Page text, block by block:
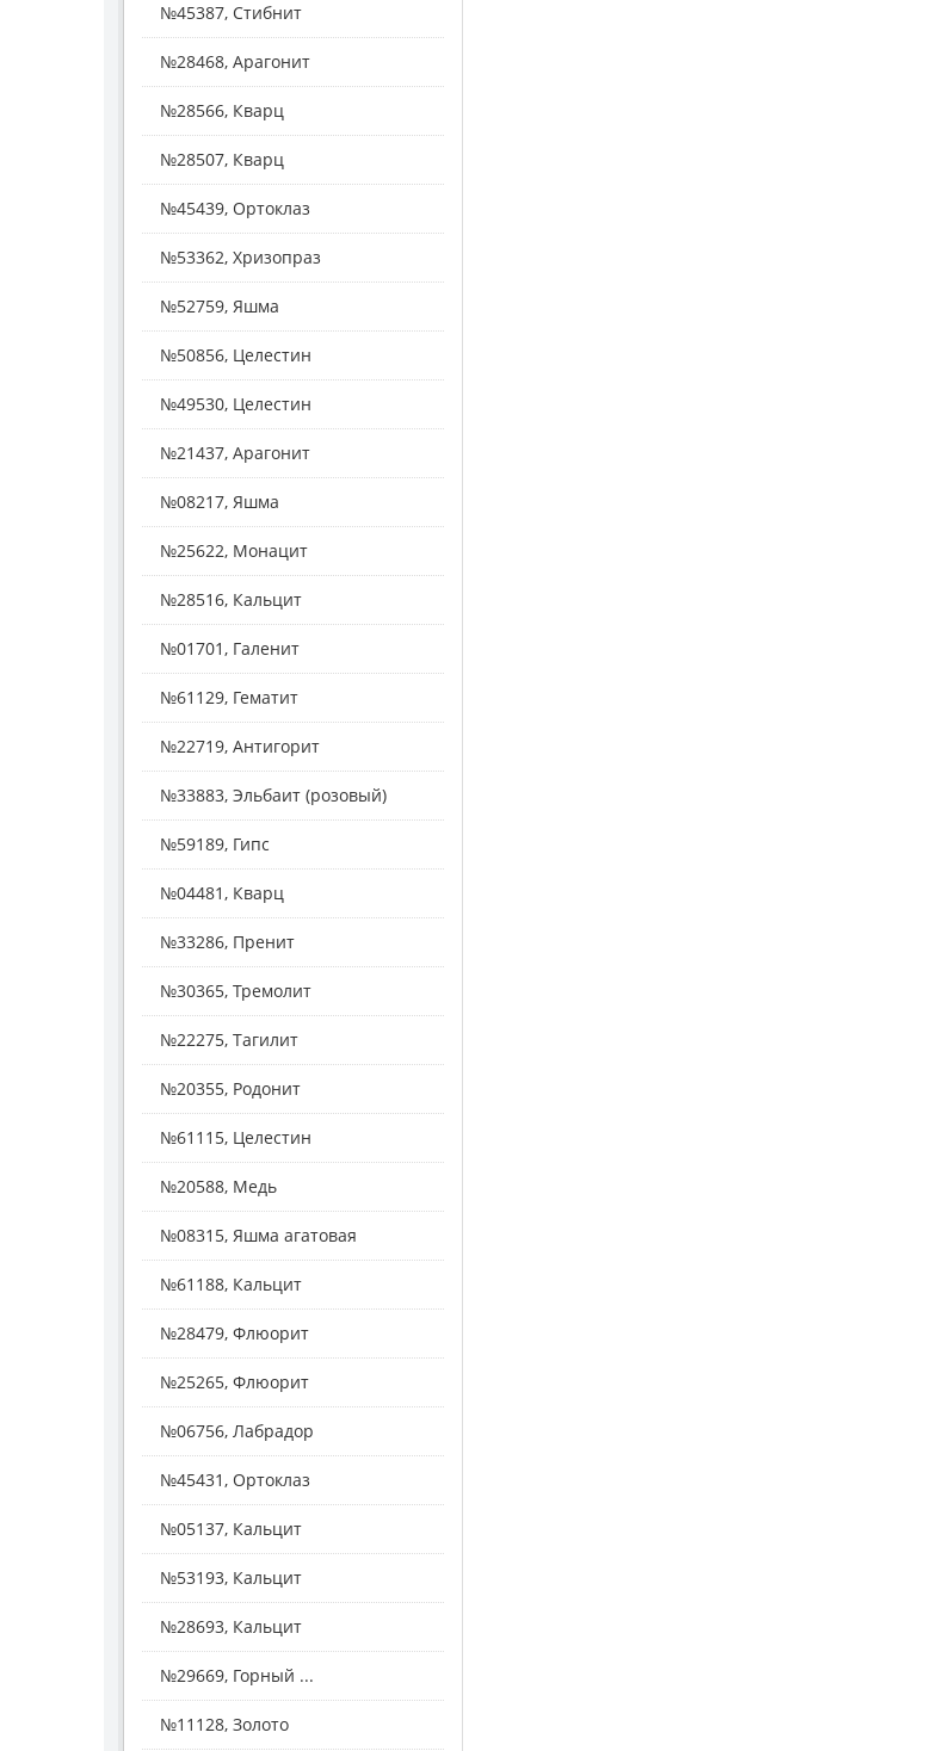
№45387, Стибнит
№28468, Арагонит
№28566, Кварц
№28507, Кварц
№45439, Ортоклаз
№53362, Хризопраз
№52759, Яшма
№50856, Целестин
№49530, Целестин
№21437, Арагонит
№08217, Яшма
№25622, Монацит
№28516, Кальцит
№01701, Галенит
№61129, Гематит
№22719, Антигорит
№33883, Эльбаит (розовый)
№59189, Гипс
№04481, Кварц
№33286, Пренит
№30365, Тремолит
№22275, Тагилит
№20355, Родонит
№61115, Целестин
№20588, Медь
№08315, Яшма агатовая
№61188, Кальцит
№28479, Флюорит
№25265, Флюорит
№06756, Лабрадор
№45431, Ортоклаз
№05137, Кальцит
№53193, Кальцит
№28693, Кальцит
№29669, Горный ...
№11128, Золото